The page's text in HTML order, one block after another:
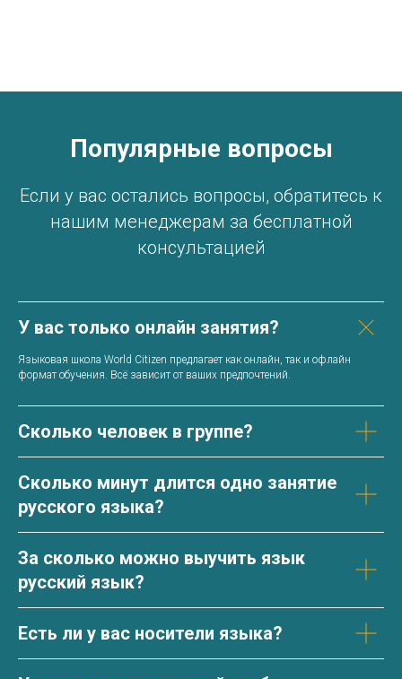
Популярные вопросы
Если у вас остались вопросы, обратитесь к
нашим менеджерам за бесплатной
консультацией
У вас только онлайн занятия?
Языковая школа World Citizen предлагает как онлайн, так и офлайн
формат обучения. Всё зависит от ваших предпочтений.
Сколько человек в группе?
Сколько минут длится одно занятие
русского языка?
За сколько можно выучить язык
русский язык?
Есть ли у вас носители языка?